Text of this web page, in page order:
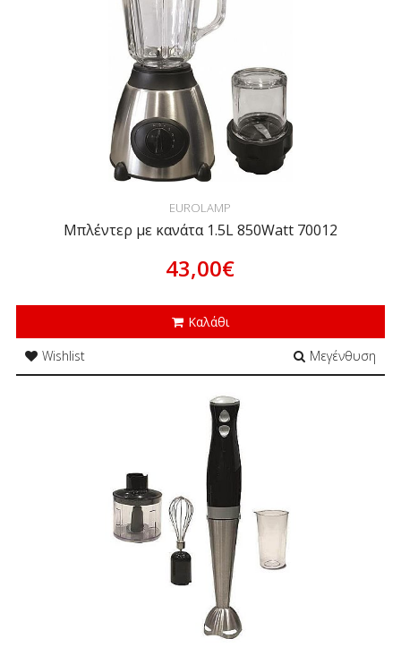
EUROLAMP
Μπλέντερ με κανάτα 1.5L 850Watt 70012
43,00€
Καλάθι
Wishlist
Μεγένθυση